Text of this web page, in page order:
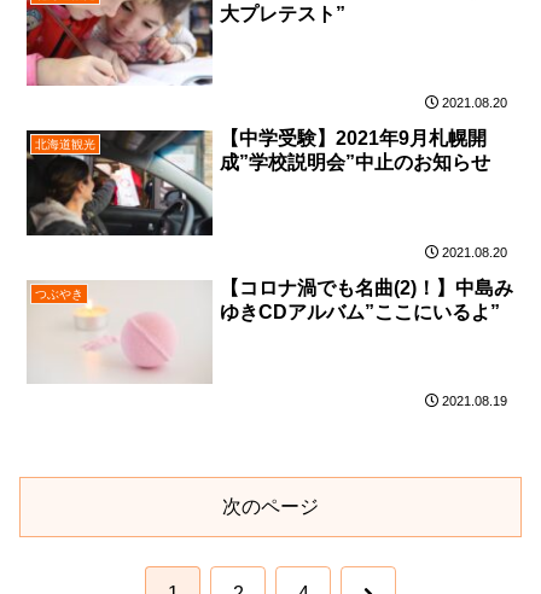
大プレテスト”
2021.08.20
北海道観光
【中学受験】2021年9月札幌開
成”学校説明会”中止のお知らせ
2021.08.20
つぶやき
【コロナ渦でも名曲(2)！】中島み
ゆきCDアルバム”ここにいるよ”
2021.08.19
次のページ